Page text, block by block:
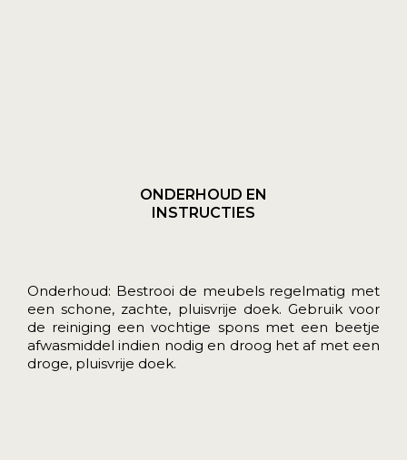
ONDERHOUD EN
INSTRUCTIES
Onderhoud: Bestrooi de meubels regelmatig met
een schone, zachte, pluisvrije doek. Gebruik voor
de reiniging een vochtige spons met een beetje
afwasmiddel indien nodig en droog het af met een
droge, pluisvrije doek.